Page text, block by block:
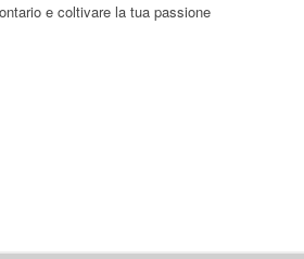
e coltivare la tua passione